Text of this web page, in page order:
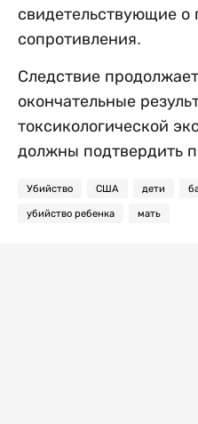
свидетельствующие о
сопротивления.
Следствие
окончательные
токсикологической
должны подтвердить
Убийство США дети
убийство ребенка мать